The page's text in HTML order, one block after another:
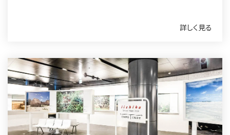
詳しく見る